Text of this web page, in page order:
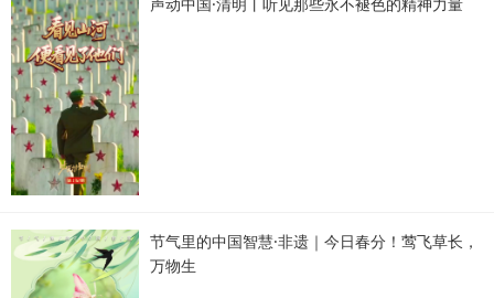
节气里的中国智慧·非遗｜今日春分！莺飞草长，
万物生